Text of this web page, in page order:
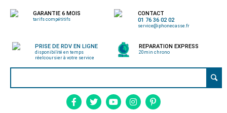
GARANTIE 6 MOIS
tarifs compétitifs
CONTACT
01 76 36 02 02
service@iphonecasse.fr
PRISE DE RDV EN LIGNE
disponibilité en temps
réelcoursier à votre service
REPARATION EXPRESS
20min chrono